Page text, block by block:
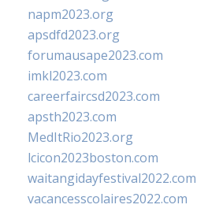
napm2023.org
apsdfd2023.org
forumausape2023.com
imkl2023.com
careerfaircsd2023.com
apsth2023.com
MedItRio2023.org
lcicon2023boston.com
waitangidayfestival2022.com
vacancesscolaires2022.com